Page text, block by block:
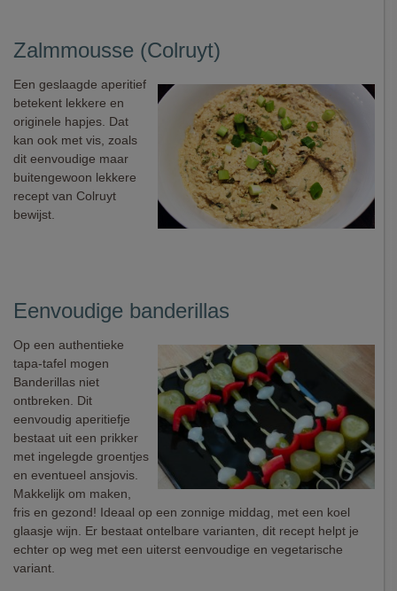
Zalmmousse (Colruyt)
Een geslaagde aperitief
betekent lekkere en
originele hapjes. Dat
kan ook met vis, zoals
dit eenvoudige maar
buitengewoon lekkere
recept van Colruyt
bewijst.
Eenvoudige banderillas
Op een authentieke
tapa-tafel mogen
Banderillas niet
ontbreken. Dit
eenvoudig aperitiefje
bestaat uit een prikker
met ingelegde groentjes
en eventueel ansjovis.
Makkelijk om maken,
fris en gezond! Ideaal op een zonnige middag, met een koel
glaasje wijn. Er bestaat ontelbare varianten, dit recept helpt je
echter op weg met een uiterst eenvoudige en vegetarische
variant.